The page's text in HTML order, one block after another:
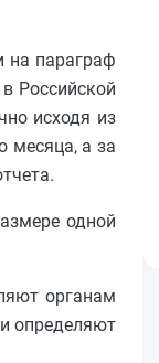
на параграф
Российской
исходя из
месяца, а за
одной
органам
определяют